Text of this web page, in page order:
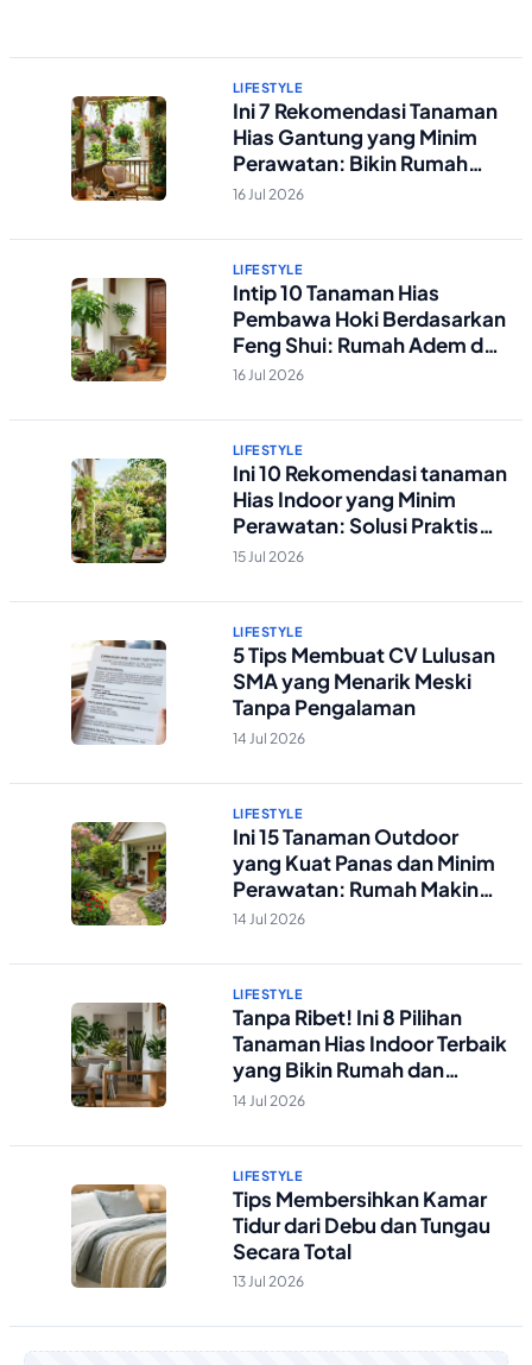
LIFESTYLE
Ini 7 Rekomendasi Tanaman
Hias Gantung yang Minim
Perawatan: Bikin Rumah
Sempit Jadi Asri!
16 Jul 2026
LIFESTYLE
Intip 10 Tanaman Hias
Pembawa Hoki Berdasarkan
Feng Shui: Rumah Adem dan
Rezeki Lancar!
16 Jul 2026
LIFESTYLE
Ini 10 Rekomendasi tanaman
Hias Indoor yang Minim
Perawatan: Solusi Praktis
Rumah Asri!
15 Jul 2026
LIFESTYLE
5 Tips Membuat CV Lulusan
SMA yang Menarik Meski
Tanpa Pengalaman
14 Jul 2026
LIFESTYLE
Ini 15 Tanaman Outdoor
yang Kuat Panas dan Minim
Perawatan: Rumah Makin
Sejuk dan Estetik!
14 Jul 2026
LIFESTYLE
Tanpa Ribet! Ini 8 Pilihan
Tanaman Hias Indoor Terbaik
yang Bikin Rumah dan
Kantor Lebih Segar
14 Jul 2026
LIFESTYLE
Tips Membersihkan Kamar
Tidur dari Debu dan Tungau
Secara Total
13 Jul 2026